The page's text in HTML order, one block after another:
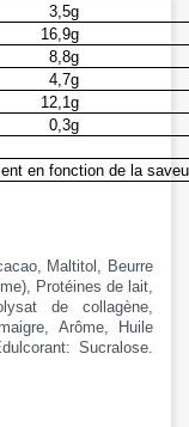
3,5g
16,9g
8,8g
4,7g
12,1g
0,3g
en fonction de la
Maltitol, Beurre
), Protéines de lait,
de collagène,
, Arôme, Huile
dulcorant: Sucralose.